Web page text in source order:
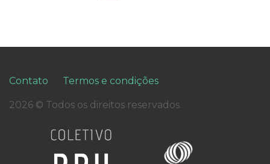
Contato Termos e condições
2026 © Todos os direitos reservados.